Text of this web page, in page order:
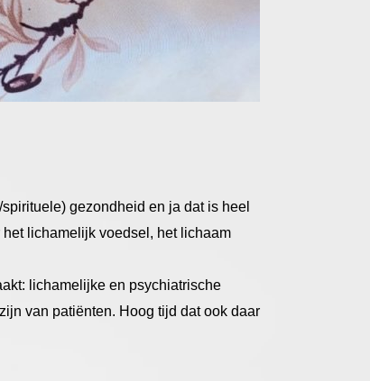
gezondheid en ja dat is heel
lichamelijk voedsel, het lichaam
lichamelijke en psychiatrische
van patiënten. Hoog tijd dat ook daar